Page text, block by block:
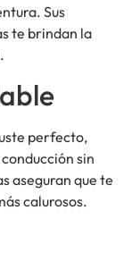
Sus
te brindan la
perfecto,
sin
aseguran que te
calurosos.